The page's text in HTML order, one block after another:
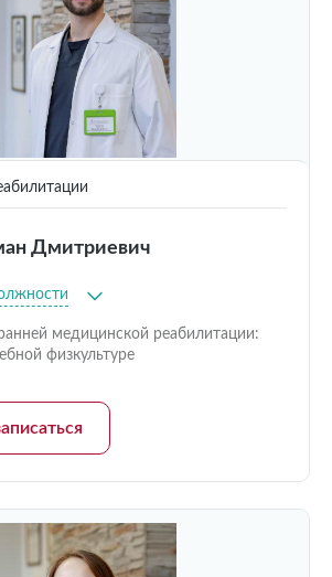
Дмитриевич
медицинской реабилитации:
физкультуре